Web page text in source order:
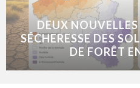
DEUX
SÉCHERESSE DES
DE FORÊT